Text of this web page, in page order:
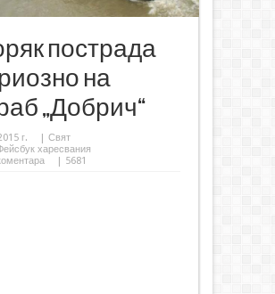
пострада
на
„Добрич“
г. | Свят
харесвания
| 5681